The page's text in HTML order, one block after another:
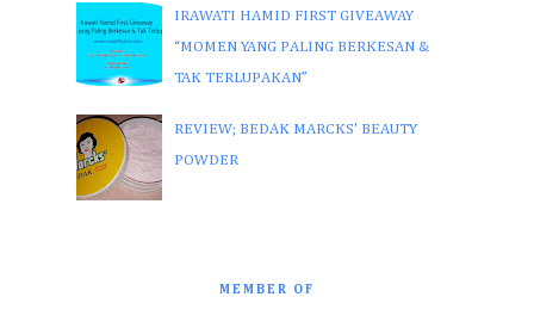
IRAWATI HAMID FIRST GIVEAWAY
“MOMEN YANG PALING BERKESAN &
TAK TERLUPAKAN”
REVIEW; BEDAK MARCKS' BEAUTY
POWDER
MEMBER OF